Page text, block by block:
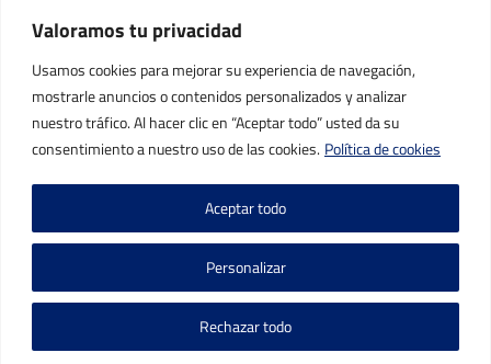
Valoramos tu privacidad
Usamos cookies para mejorar su experiencia de navegación,
mostrarle anuncios o contenidos personalizados y analizar
nuestro tráfico. Al hacer clic en “Aceptar todo” usted da su
consentimiento a nuestro uso de las cookies. Política de cookies
Personalizar
Rechazar todo
Aceptar todo
Términos y condiciones
Mi cuenta
Contacto